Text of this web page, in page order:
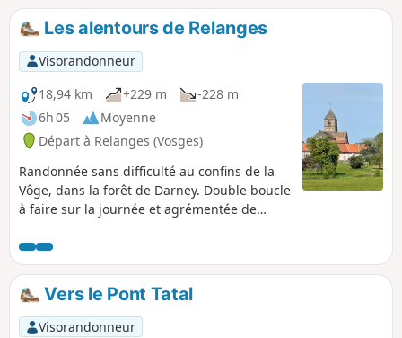
Les alentours de Relanges
Visorandonneur
18,94 km
+229 m
-228 m
6h 05
Moyenne
Départ à Relanges (Vosges)
Randonnée sans difficulté au confins de la
Vôge, dans la forêt de Darney. Double boucle
à faire sur la journée et agrémentée de
époques .
Vers le Pont Tatal
Visorandonneur